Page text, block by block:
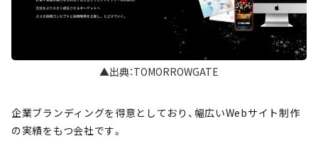
▲出典：TOMORROWGATE
企業ブランディングを得意としており、幅広いWebサイト制作
の実績をもつ会社です。